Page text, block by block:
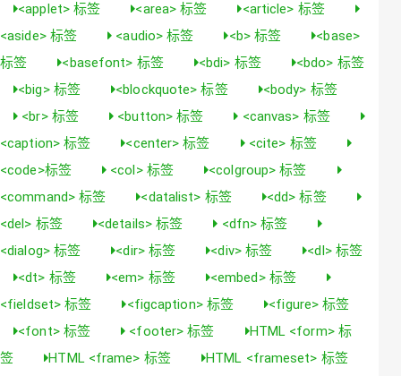
<applet> 标签 <area> 标签
<article> 标签
<aside> 标签
<audio> 标签 <b> 标签
<base>
标签
<basefont> 标签 <bdi> 标签
<bdo> 标签
<big> 标签
<blockquote> 标签
<body> 标签
<br> 标签
<button> 标签
<canvas> 标签
<caption> 标签
<center> 标签
<cite> 标签
<code>标签
<col> 标签
<colgroup> 标签
<command> 标签
<datalist> 标签
<dd> 标签
<del> 标签
<details> 标签
<dfn> 标签
<dialog> 标签
<dir> 标签 <div> 标签
<dl> 标签
<dt> 标签
<em> 标签
<embed> 标签
<fieldset> 标签
<figcaption> 标签
<figure> 标签
<font> 标签
<footer> 标签
HTML <form> 标
签
HTML <frame> 标签
HTML <frameset> 标签